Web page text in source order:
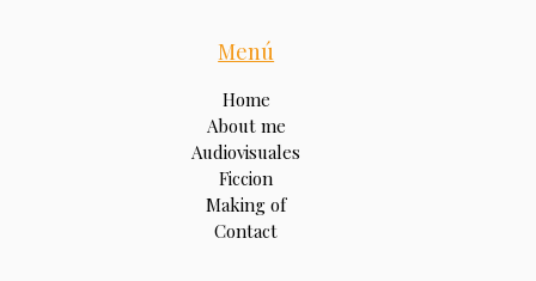
Menú
Home
About me
Audiovisuales
Ficcion
Making of
Contact